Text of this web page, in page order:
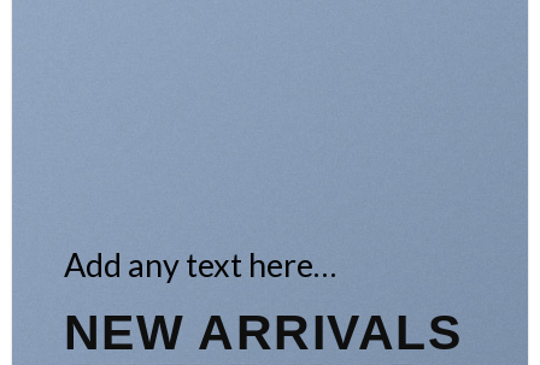
Add any text here…
NEW ARRIVALS